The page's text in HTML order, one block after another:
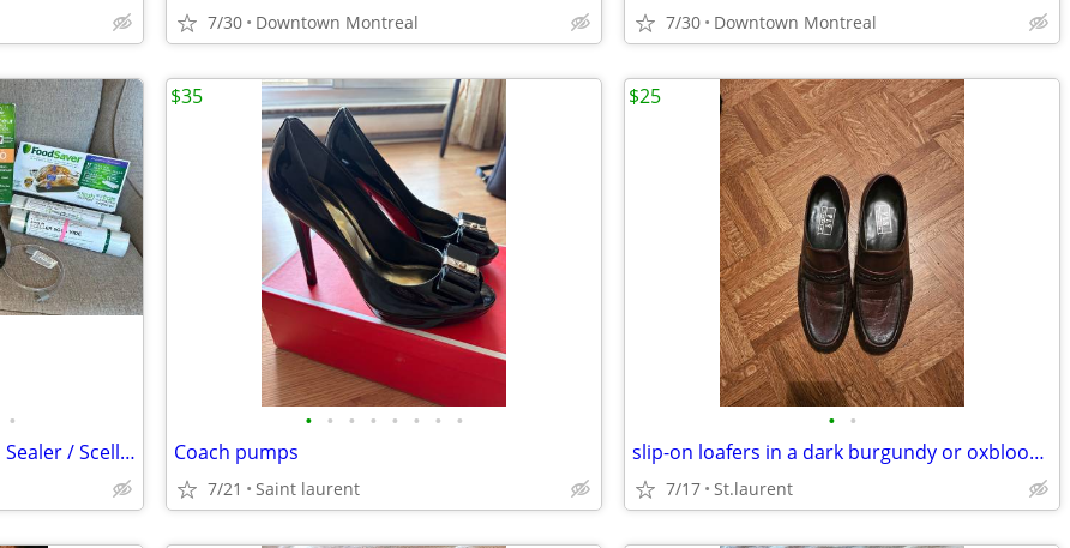
7/30 Downtown Montreal 7/30 Downtown Montreal
•
FoodSaver V2244 Vacuum Food Sealer / Scelleur sous vide
• • • • • • • •
Coach pumps
7/21 Saint laurent
$35
• •
slip-on loafers in a dark burgundy or oxblood color.
7/17 St.laurent
$25